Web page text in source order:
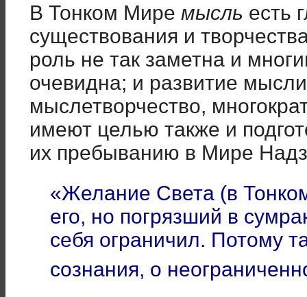
В Тонком Мире мысль есть
существования и
роль не так заметна и
очевидна; и развитие
мыслетворчество,
имеют целью также и
их пребыванию в Мире
«Желание Света (в
его, но погрязший в
себя ограничил. Потому
сознания, о